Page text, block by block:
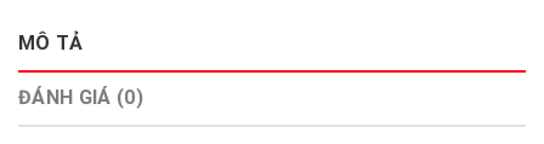
MÔ TẢ
ĐÁNH GIÁ (0)